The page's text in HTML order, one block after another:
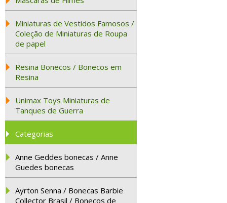
Miniaturas de Vestidos Famosos /
Coleção de Miniaturas de Roupa
de papel
Resina Bonecos / Bonecos em
Resina
Unimax Toys Miniaturas de
Tanques de Guerra
Categorias
Anne Geddes bonecas / Anne
Guedes bonecas
Ayrton Senna / Bonecas Barbie
Collector Brasil / Bonecos de